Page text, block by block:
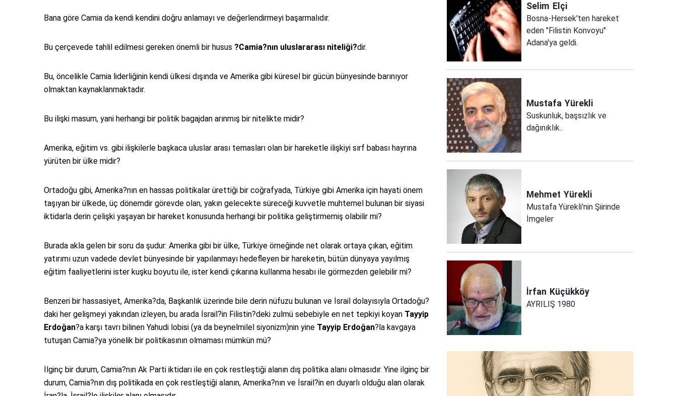
Bana göre Camia da kendi kendini doğru anlamayı ve değerlendirmeyi başarmalıdır.
Bu çerçevede tahlil edilmesi gereken önemli bir husus ?Camia?nın uluslararası niteliği?dir.
Bu, öncelikle Camia liderliğinin kendi ülkesi dışında ve Amerika gibi küresel bir gücün bünyesinde barınıyor
olmaktan kaynaklanmaktadır.
Bu ilişki masum, yani herhangi bir politik bagajdan arınmış bir nitelikte midir?
Amerika, eğitim vs. gibi ilişkilerle başkaca uluslar arası temasları olan bir hareketle ilişkiyi sırf babası hayrına
yürüten bir ülke midir?
Ortadoğu gibi, Amerika?nın en hassas politikalar ürettiği bir coğrafyada, Türkiye gibi Amerika için hayati önem
taşıyan bir ülkede, üç dönemdir görevde olan, yakın gelecekte süreceği kuvvetle muhtemel bulunan bir siyasi
iktidarla derin çelişki yaşayan bir hareket konusunda herhangi bir politika geliştirmemiş olabilir mi?
Burada akla gelen bir soru da şudur: Amerika gibi bir ülke, Türkiye örneğinde net olarak ortaya çıkan, eğitim
yatırımı uzun vadede devlet bünyesinde bir yapılanmayı hedefleyen bir hareketin, bütün dünyaya yayılmış
eğitim faaliyetlerini ister kuşku boyutu ile, ister kendi çıkarına kullanma hesabı ile görmezden gelebilir mi?
Benzeri bir hassasiyet, Amerika?da, Başkanlık üzerinde bile derin nüfuzu bulunan ve İsrail dolayısıyla Ortadoğu?
daki her gelişmeyi yakından izleyen, bu arada İsrail?in Filistin?deki zulmü sebebiyle en net tepkiyi koyan Tayyip
Erdoğan?a karşı tavrı bilinen Yahudi lobisi (ya da beynelmilel siyonizm)nin yine Tayyip Erdoğan?la kavgaya
tutuşan Camia?ya yönelik bir politikasının olmaması mümkün mü?
İlginç bir durum, Camia?nın Ak Parti iktidarı ile en çok restleştiği alanın dış politika alanı olmasıdır. Yine ilginç bir
durum, Camia?nın dış politikada en çok restleştiği alanın, Amerika?nın ve İsrail?in en duyarlı olduğu alan olarak
Selim Elçi
Bosna-Hersek'ten hareket
eden "Filistin Konvoyu"
Adana'ya geldi.
Mustafa Yürekli
Suskunluk, başsızlık ve
dağınıklık..
Mehmet Yürekli
Mustafa Yürekli'nin Şiirinde
İmgeler
İrfan Küçükköy
AYRILIŞ 1980